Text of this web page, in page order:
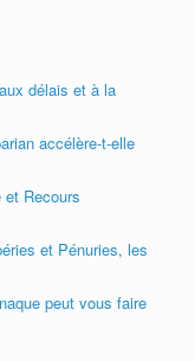
délais et à la
accélère-t-elle
Recours
et Pénuries, les
peut vous faire